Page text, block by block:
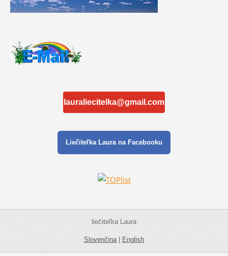
lauraliecitelka@gmail.com
Liečiteľka Laura na Facebooku
liečiteľka Laura
Slovenčina|English